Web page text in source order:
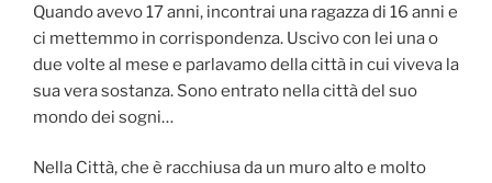
Quando avevo 17 anni, incontrai una ragazza di 16 anni e
ci mettemmo in corrispondenza. Uscivo con lei una o
due volte al mese e parlavamo della città in cui viveva la
sua vera sostanza. Sono entrato nella città del suo
mondo dei sogni…
Nella Città, che è racchiusa da un muro alto e molto